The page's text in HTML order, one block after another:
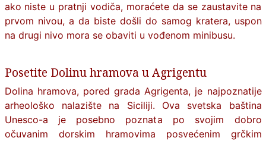
ako niste u pratnji vodiča, moraćete da se zaustavite na
prvom nivou, a da biste došli do samog kratera, uspon
na drugi nivo mora se obaviti u vođenom minibusu.
Posetite Dolinu hramova u Agrigentu
Dolina hramova, pored grada Agrigenta, je najpoznatije
arheološko nalazište na Siciliji. Ova svetska baština
Unesco-a je posebno poznata po svojim dobro
očuvanim dorskim hramovima posvećenim grčkim